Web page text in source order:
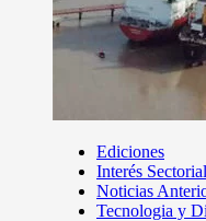
Ediciones
Interés Sectorial
Noticias
Tecnologia y